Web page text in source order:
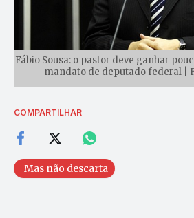
Fábio Sousa: o pastor deve ganhar
mandato de deputado federal |
COMPARTILHAR
Mas não descarta